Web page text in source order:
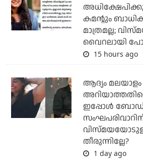
കമന്റും
മാത്രമല്ല;
വൈറലായി
15 hours ago
ആദ്യം മലയാളം
ഇപ്പോള്‍
തീരുന്നില്ലേ?
1 day ago